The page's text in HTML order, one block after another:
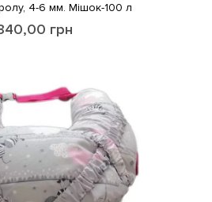
4-6 мм. Мішок-100 л
грн